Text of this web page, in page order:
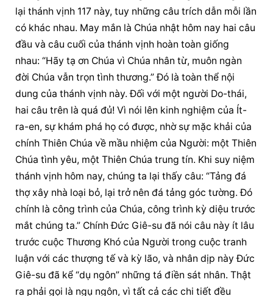
lại thánh vịnh 117 này, tuy những câu trích dẫn mỗi lần
có khác nhau. May mắn là Chúa nhật hôm nay hai câu
đầu và câu cuối của thánh vịnh hoàn toàn giống
nhau: “Hãy tạ ơn Chúa vì Chúa nhân từ, muôn ngàn
đời Chúa vẫn trọn tình thương.” Đó là toàn thể nội
dung của thánh vịnh này. Đối với một người Do-thái,
hai câu trên là quá đủ! Vì nói lên kinh nghiệm của Ít-
ra-en, sự khám phá họ có được, nhờ sự mặc khải của
chính Thiên Chúa về mầu nhiệm của Người: một Thiên
Chúa tình yêu, một Thiên Chúa trung tín. Khi suy niệm
thánh vịnh hôm nay, chúng ta lại thấy câu: “Tảng đá
thợ xây nhà loại bỏ, lại trở nên đá tảng góc tường. Đó
chính là công trình của Chúa, công trình kỳ diệu trước
mắt chúng ta.” Chính Đức Giê-su đã nói câu này ít lâu
trước cuộc Thương Khó của Người trong cuộc tranh
luận với các thượng tế và kỳ lão, và nhân dịp này Đức
Giê-su đã kể “dụ ngôn” những tá điền sát nhân. Thật
ra phải gọi là ngụ ngôn, vì tất cả các chi tiết đều